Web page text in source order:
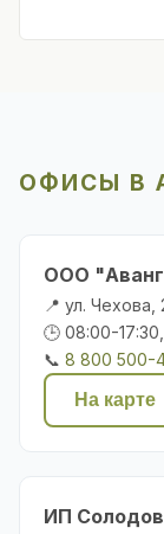
ОФИСЫ В
ООО
📍 ул. Чехова,
🕒 08:00-
📞 8 800 500-
На карте
ИП